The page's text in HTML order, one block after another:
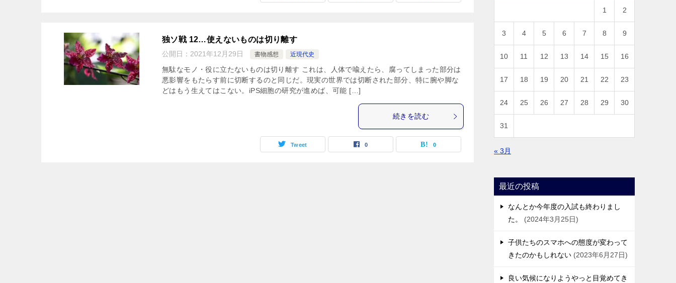
独ソ戦 12…使えないものは切り離す
公開日： 2021年12月29日 書物感想 近現代史
無駄なモノ・役に立たないものは切り離す これは、人体で喩えたら、腐ってしまった部分は
悪影響をもたらす前に切断するのと同じだ。現実の世界では切断された部分、特に腕や脚な
どはもう生えてはこない。iPS細胞の研究が進めば、可能 […]
続きを読む
Tweet 0 0
1 2
3 4 5 6 7 8 9
10 11 12 13 14 15 16
17 18 19 20 21 22 23
24 25 26 27 28 29 30
31
« 3月
最近の投稿
なんとか今年度の入試も終わりまし
た。
2024年3月25日
子供たちのスマホへの態度が変わって
きたのかもしれない 2023年6月27日
良い気候になりようやっと目覚めてき